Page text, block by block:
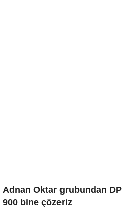
Adnan Oktar grubundan
900 bine çözeriz